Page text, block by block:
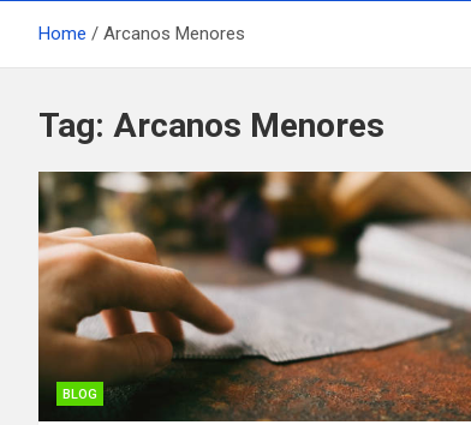
Home Arcanos Menores
Tag: Arcanos Menores
BLOG